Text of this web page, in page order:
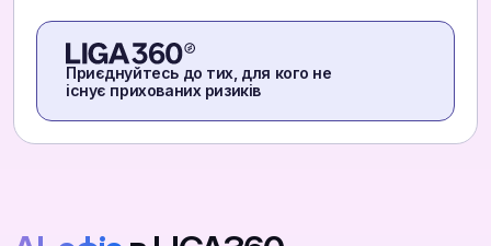
Приєднуйтесь до тих, для кого не
існує прихованих ризиків